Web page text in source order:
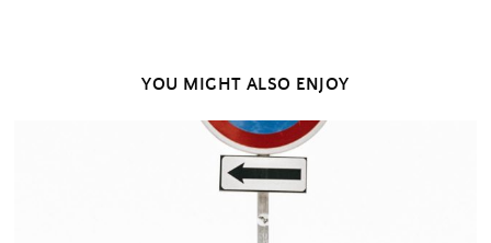
YOU MIGHT ALSO ENJOY